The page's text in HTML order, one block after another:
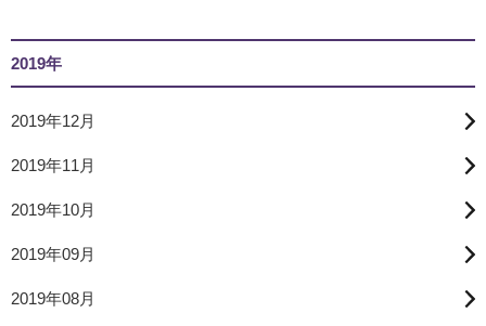
2019年
2019年12月
2019年11月
2019年10月
2019年09月
2019年08月